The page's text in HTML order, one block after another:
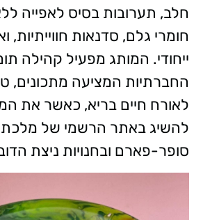
חלב, תערובות בסיס לאפייה
חומרי גלם, סדנאות חווייתיות,
ייחודי. המותג מפעיל קהילה
החברתיות המציעה מתכונים,
לאורח חיים בריא, כאשר את
להשיג באתר הרשמי של
סופר-פארם ובחנויות ניצת